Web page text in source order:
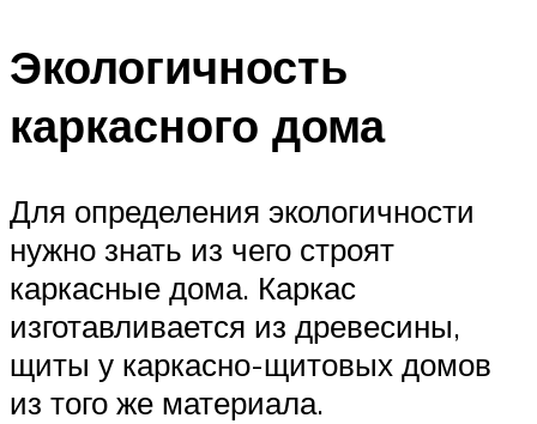
Экологичность
каркасного дома
Для определения экологичности
нужно знать из чего строят
каркасные дома. Каркас
изготавливается из древесины,
щиты у каркасно-щитовых домов
из того же материала.